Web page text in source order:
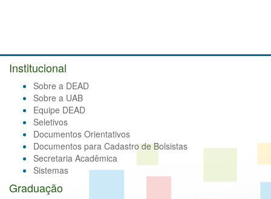
Institucional
Sobre a DEAD
Sobre a UAB
Equipe DEAD
Seletivos
Documentos Orientativos
Documentos para Cadastro de Bolsistas
Secretaria Acadêmica
Sistemas
Graduação